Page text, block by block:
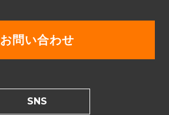
お問い合わせ
SNS